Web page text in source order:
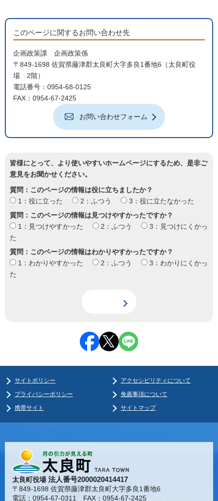
このページに関するお問い合わせ先
企画政策課 企画政策係
〒849-1698 佐賀県藤津郡太良町大字多良1番地6（太良町役
場 2階）
電話番号：0954-68-0125
FAX：0954-67-2425
お問い合わせフォーム
皆様にとって、より使いやすいホームページにするため、是非ご
意見をお聞かせください。
質問：このページの情報は役に立ちましたか？
1：役に立った
2：ふつう
3：役に立たなかった
質問：このページの情報は見つけやすかったですか？
1：見つけやすかった
2：ふつう
3：見つけにくかっ
た
質問：このページの情報はわかりやすかったですか？
1：わかりやすかった
2：ふつう
3：わかりにくかっ
た
サイトポリシー
アクセシビリティについて
プライバシーポリシー
免責事項について
携帯サイト
サイトマップ
太良町役場法人番号2000020414417
〒849-1698 佐賀県藤津郡太良町大字多良1番地6
電話：0954-67-0311 FAX：0954-67-2425